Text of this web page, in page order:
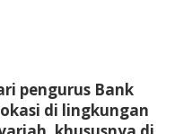
pengurus Bank
di lingkungan